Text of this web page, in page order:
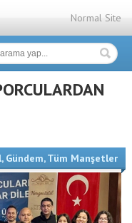
Normal Site
, Gündem,Tüm Manşetler